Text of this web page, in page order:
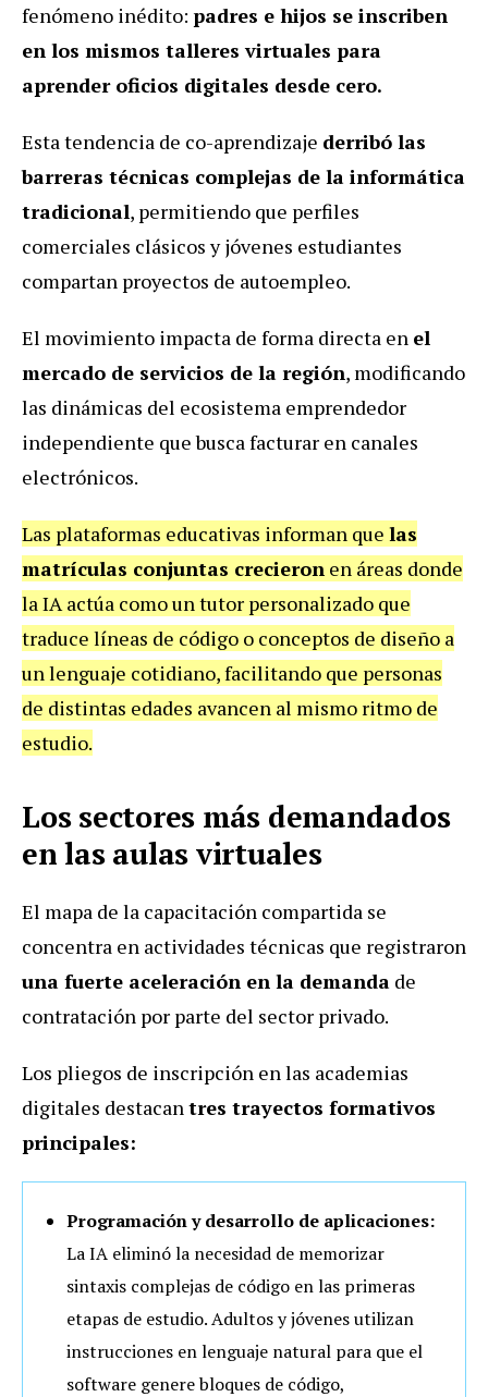
fenómeno inédito: padres e hijos se inscriben
en los mismos talleres virtuales para
aprender oficios digitales desde cero.
Esta tendencia de co-aprendizaje derribó las
barreras técnicas complejas de la informática
tradicional, permitiendo que perfiles
comerciales clásicos y jóvenes estudiantes
compartan proyectos de autoempleo.
El movimiento impacta de forma directa en el
mercado de servicios de la región, modificando
las dinámicas del ecosistema emprendedor
independiente que busca facturar en canales
electrónicos.
Las plataformas educativas informan que las
matrículas conjuntas crecieron en áreas donde
la IA actúa como un tutor personalizado que
traduce líneas de código o conceptos de diseño a
un lenguaje cotidiano, facilitando que personas
de distintas edades avancen al mismo ritmo de
estudio.
Los sectores más demandados
en las aulas virtuales
El mapa de la capacitación compartida se
concentra en actividades técnicas que registraron
una fuerte aceleración en la demanda de
contratación por parte del sector privado.
Los pliegos de inscripción en las academias
digitales destacan tres trayectos formativos
principales:
Programación y desarrollo de aplicaciones:
La IA eliminó la necesidad de memorizar
sintaxis complejas de código en las primeras
etapas de estudio. Adultos y jóvenes utilizan
instrucciones en lenguaje natural para que el
software genere bloques de código,